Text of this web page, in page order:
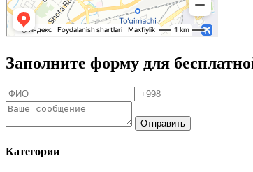
Заполните форму для
Отправить
Категории